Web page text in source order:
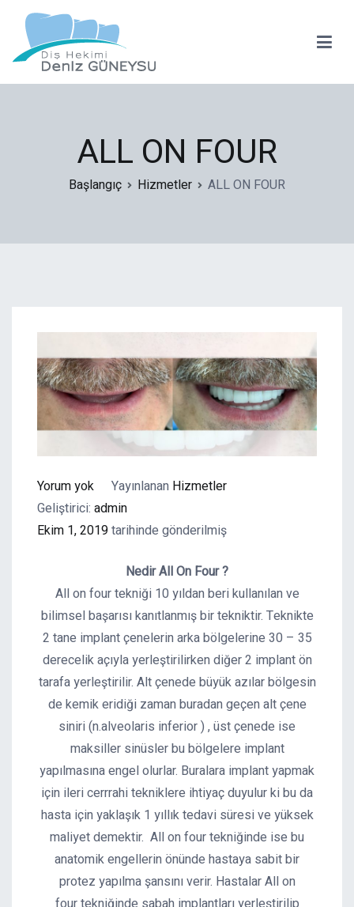
İçeriğe
Deniz Güneysu
Diş Hekimi
ALL ON FOUR
Başlangıç Hizmetler ALL ON FOUR
Yorum yokALL
ON
FOUR
Yayınlanan Hizmetler
Geliştirici: admin
Ekim 1, 2019tarihinde gönderilmiş
Nedir All On Four ?
All on four tekniği 10 yıldan beri kullanılan ve
bilimsel başarısı kanıtlanmış bir tekniktir. Teknikte
2 tane implant çenelerin arka bölgelerine 30 – 35
derecelik açıyla yerleştirilirken diğer 2 implant ön
tarafa yerleştirilir. Alt çenede büyük azılar bölgesin
de kemik eridiği zaman buradan geçen alt çene
siniri (n.alveolaris inferior ) , üst çenede ise
maksiller sinüsler bu bölgelere implant
yapılmasına engel olurlar. Buralara implant yapmak
için ileri cerrrahi tekniklere ihtiyaç duyulur ki bu da
hasta için yaklaşık 1 yıllık tedavi süresi ve yüksek
maliyet demektir. All on four tekniğinde ise bu
anatomik engellerin önünde hastaya sabit bir
protez yapılma şansını verir. Hastalar All on